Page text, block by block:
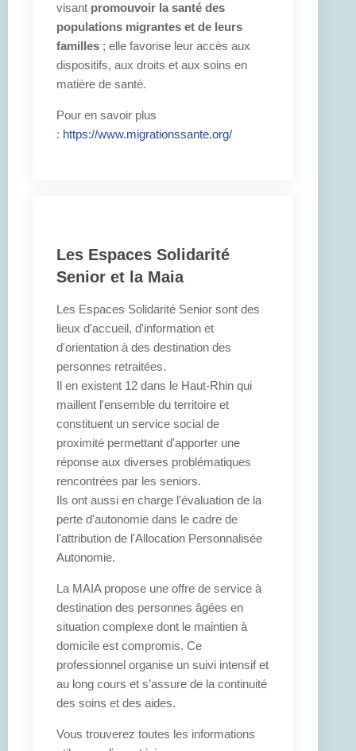
visant promouvoir la santé des
populations migrantes et de leurs
familles ; elle favorise leur accès aux
dispositifs, aux droits et aux soins en
matière de santé.
Pour en savoir plus
: https://www.migrationssante.org/
Les Espaces Solidarité
Senior et la Maia
Les Espaces Solidarité Senior sont des
lieux d'accueil, d'information et
d'orientation à des destination des
personnes retraitées.
Il en existent 12 dans le Haut-Rhin qui
maillent l'ensemble du territoire et
constituent un service social de
proximité permettant d'apporter une
réponse aux diverses problématiques
rencontrées par les seniors.
Ils ont aussi en charge l'évaluation de la
perte d'autonomie dans le cadre de
l'attribution de l'Allocation Personnalisée
Autonomie.
La MAIA propose une offre de service à
destination des personnes âgées en
situation complexe dont le maintien à
domicile est compromis. Ce
professionnel organise un suivi intensif et
au long cours et s’assure de la continuité
des soins et des aides.
Vous trouverez toutes les informations